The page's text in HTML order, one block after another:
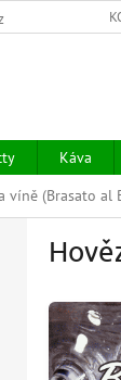
Káva
víně (Brasato al